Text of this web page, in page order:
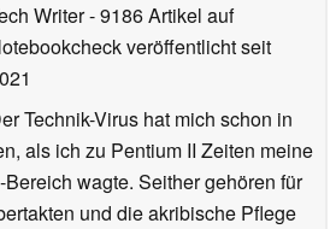
Writer- 9186 Artikel auf
veröffentlichtseit
Technik-Virus hat mich schon in
als ich zu Pentium II Zeiten meine
wagte. Seither gehören für
und die akribische Pflege